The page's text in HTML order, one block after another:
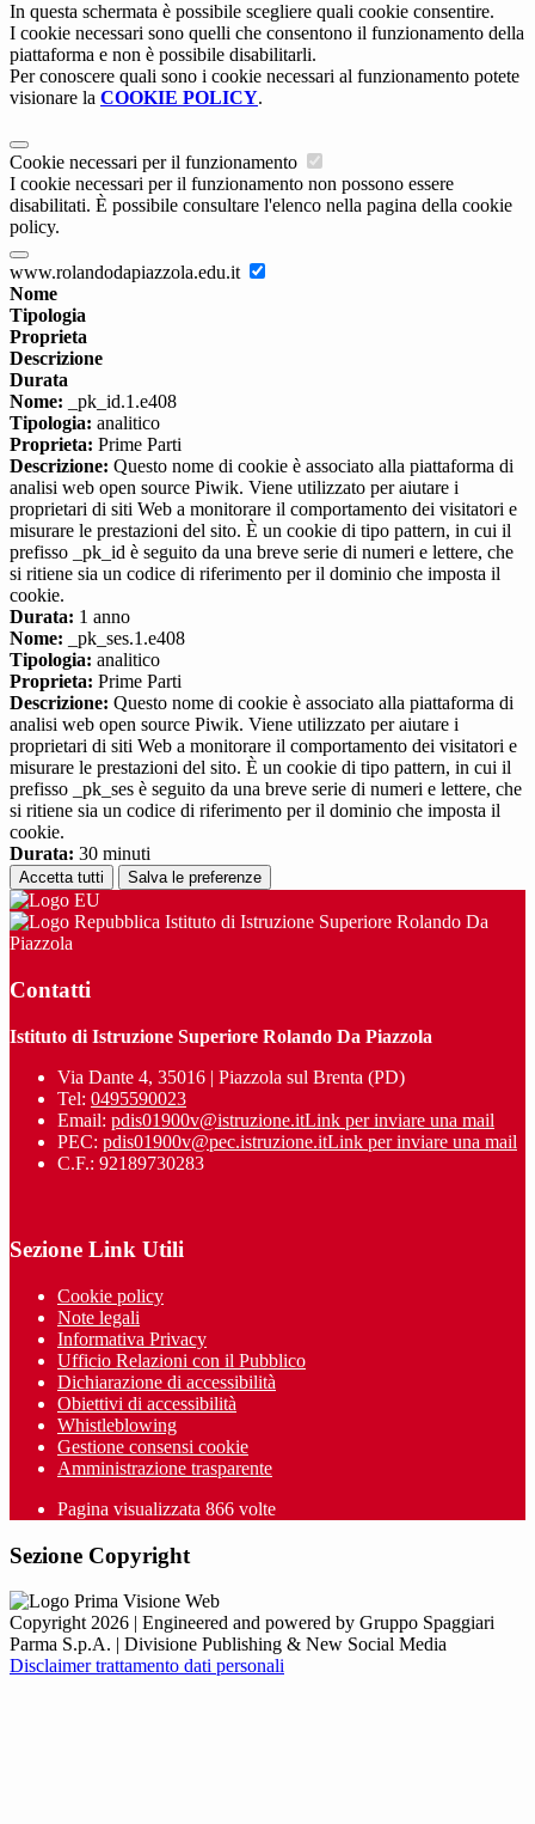
In questa schermata è possibile scegliere quali cookie consentire.
I cookie necessari sono quelli che consentono il funzionamento della
piattaforma e non è possibile disabilitarli.
Per conoscere quali sono i cookie necessari al funzionamento potete
visionare la COOKIE POLICY.
Cookie necessari per il funzionamento
I cookie necessari per il funzionamento non possono essere
disabilitati. È possibile consultare l'elenco nella pagina della cookie
policy.
www.rolandodapiazzola.edu.it
Nome
Tipologia
Proprieta
Descrizione
Durata
Nome: _pk_id.1.e408
Tipologia: analitico
Proprieta: Prime Parti
Descrizione: Questo nome di cookie è associato alla piattaforma di
analisi web open source Piwik. Viene utilizzato per aiutare i
proprietari di siti Web a monitorare il comportamento dei visitatori e
misurare le prestazioni del sito. È un cookie di tipo pattern, in cui il
prefisso _pk_id è seguito da una breve serie di numeri e lettere, che
si ritiene sia un codice di riferimento per il dominio che imposta il
cookie.
Durata: 1 anno
Nome: _pk_ses.1.e408
Tipologia: analitico
Proprieta: Prime Parti
Descrizione: Questo nome di cookie è associato alla piattaforma di
analisi web open source Piwik. Viene utilizzato per aiutare i
proprietari di siti Web a monitorare il comportamento dei visitatori e
misurare le prestazioni del sito. È un cookie di tipo pattern, in cui il
prefisso _pk_ses è seguito da una breve serie di numeri e lettere, che
si ritiene sia un codice di riferimento per il dominio che imposta il
cookie.
Durata: 30 minuti
Accetta tutti Salva le preferenze
Istituto di Istruzione Superiore Rolando Da
Piazzola
Contatti
Istituto di Istruzione Superiore Rolando Da Piazzola
Via Dante 4, 35016 | Piazzola sul Brenta (PD)
Tel: 0495590023
Email: pdis01900v@istruzione.itLink per inviare una mail
PEC: pdis01900v@pec.istruzione.itLink per inviare una mail
C.F.: 92189730283
Sezione Link Utili
Cookie policy
Note legali
Informativa Privacy
Ufficio Relazioni con il Pubblico
Dichiarazione di accessibilità
Obiettivi di accessibilità
Whistleblowing
Gestione consensi cookie
Amministrazione trasparente
Pagina visualizzata 866 volte
Sezione Copyright
Copyright 2026 | Engineered and powered by Gruppo Spaggiari
Parma S.p.A. | Divisione Publishing & New Social Media
Disclaimer trattamento dati personali